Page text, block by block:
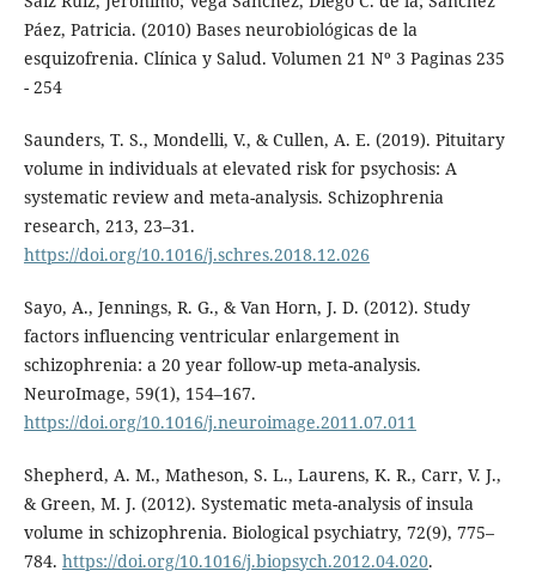
Páez, Patricia. (2010) Bases neurobiológicas de la
esquizofrenia. Clínica y Salud. Volumen 21 Nº 3 Paginas 235
- 254
Saunders, T. S., Mondelli, V., & Cullen, A. E. (2019). Pituitary
volume in individuals at elevated risk for psychosis: A
systematic review and meta-analysis. Schizophrenia
research, 213, 23–31.
https://doi.org/10.1016/j.schres.2018.12.026
Sayo, A., Jennings, R. G., & Van Horn, J. D. (2012). Study
factors influencing ventricular enlargement in
schizophrenia: a 20 year follow-up meta-analysis.
NeuroImage, 59(1), 154–167.
https://doi.org/10.1016/j.neuroimage.2011.07.011
Shepherd, A. M., Matheson, S. L., Laurens, K. R., Carr, V. J.,
& Green, M. J. (2012). Systematic meta-analysis of insula
volume in schizophrenia. Biological psychiatry, 72(9), 775–
784. https://doi.org/10.1016/j.biopsych.2012.04.020.